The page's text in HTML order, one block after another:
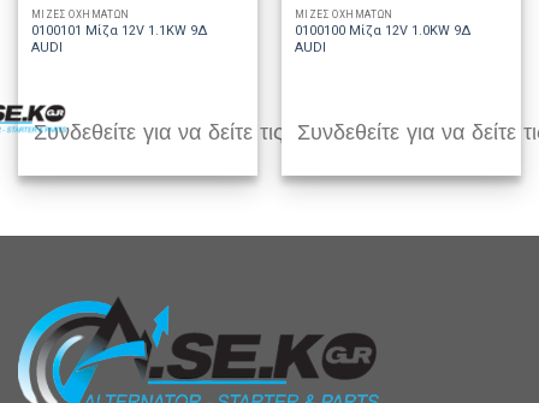
ΜΙΖΕΣ ΟΧΗΜΑΤΩΝ
0100101 Μίζα 12V 1.1KW 9Δ
AUDI
Συνδεθείτε για να δείτε τις τιμές
ΜΙΖΕΣ ΟΧΗΜΑΤΩΝ
0100100 Μίζα 12V 1.0KW 9Δ
AUDI
Συνδεθείτε για να δείτε